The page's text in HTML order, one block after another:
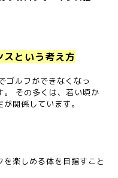
という考え方
ゴルフができなくなっ
。 その多くは、若い頃か
関係しています。
楽しめる体を目指すこと